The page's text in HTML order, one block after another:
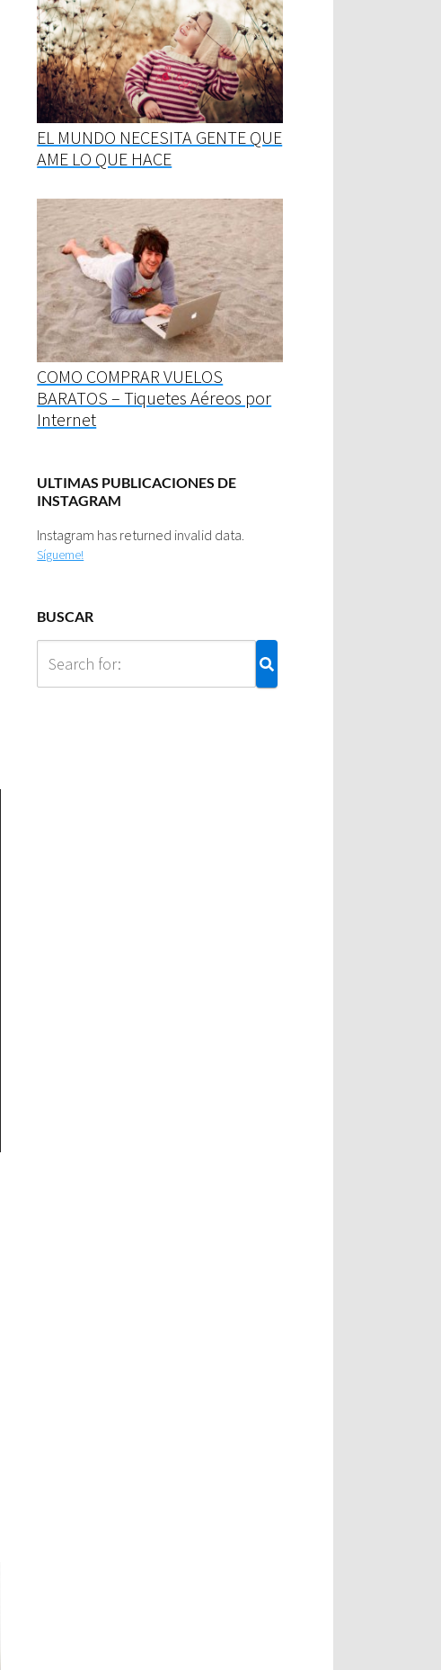
EL MUNDO NECESITA GENTE QUE
AME LO QUE HACE
COMO COMPRAR VUELOS
BARATOS – Tiquetes Aéreos por
Internet
ULTIMAS PUBLICACIONES DE
INSTAGRAM
Instagram has returned invalid data.
Sígueme!
BUSCAR